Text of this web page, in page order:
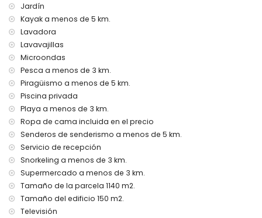
Instalaciones y servicios con coste adicional
servicio de aeropuerto
cama extra y cuna (bajo demanda)
Entretenimiento y actividades de ocio para sus vacaciones
en Jávea, Costa Blanca
discoteca, bar, paseo marítimo (El Arenal y Jávea) (a
menos de 5 kilómetros de la casa)
Lugares de interés y cultura en Jávea, Costa Blanca
museo (Histórico de Jávea, Jávea), iglesia (Virgen de
Loreto, Puerto, Jávea), ruina (Molinos de Viento, Jávea),
monumento (Pueblo de Jávea, Jávea), edificio
arquitectónico (Pueblo de Jávea, Jávea), sitio histórico
(Pueblo de Jávea y Jávea) (a menos de 10 kilómetros del
alojamiento)
palacio (Palacio Real, Valencia), castillo (Portal de la Vila y
Denia) (a menos de 25 kilómetros del alojamiento)
Jardín
Kayak a menos de 5 km.
Lavadora
Lavavajillas
Microondas
Pesca a menos de 3 km.
Piragüismo a menos de 5 km.
Piscina privada
Playa a menos de 3 km.
Ropa de cama incluida en el precio
Senderos de senderismo a menos de 5 km.
Servicio de recepción
Snorkeling a menos de 3 km.
Supermercado a menos de 3 km.
Tamaño de la parcela 1140 m2.
Tamaño del edificio 150 m2.
Televisión